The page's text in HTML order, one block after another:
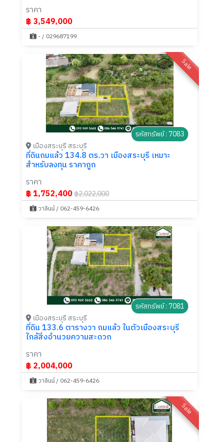
ราคา
฿ 3,549,000
- / 029687199
Sale
รหัสทรัพย์ : 7083
เมืองสระบุรี สระบุรี
ที่ดินถมแล้ว 134.8 ตร.วา เมืองสระบุรี เหมาะ
สำหรับลงทุน ราคาถูก
ราคา
฿ 1,752,400฿2,022,000
วาลินน์ / 062-459-6426
รหัสทรัพย์ : 7081
เมืองสระบุรี สระบุรี
ที่ดิน 133.6 ตารางวา ถมแล้ว ในตัวเมืองสระบุรี
ใกล้สิ่งอำนวยความสะดวก
ราคา
฿ 2,004,000
วาลินน์ / 062-459-6426
Sale